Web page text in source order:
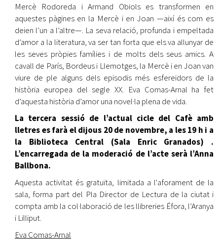
Mercè Rodoreda i Armand Obiols es transformen en
aquestes pàgines en la Mercè i en Joan —així és com es
deien l’un a l’altre—. La seva relació, profunda i empeltada
d’amor a la literatura, va ser tan forta que els va allunyar de
les seves pròpies famílies i de molts dels seus amics. A
cavall de París, Bordeus i Llemotges, la Mercè i en Joan van
viure de ple alguns dels episodis més esfereïdors de la
història europea del segle XX. Eva Comas-Arnal ha fet
d’aquesta història d’amor una novel·la plena de vida.
La tercera sessió de l’actual cicle del Cafè amb
lletres es farà el dijous 20 de novembre, a les 19 h i a
la Biblioteca Central (Sala Enric Granados) .
L’encarregada de la moderació de l’acte serà l’Anna
Ballbona.
Aquesta activitat és gratuïta, limitada a l'aforament de la
sala, forma part del Pla Director de Lectura de la ciutat i
compta amb la col·laboració de les llibreries Éfora, l’Aranya
i Lilliput.
Eva Comas-Arnal